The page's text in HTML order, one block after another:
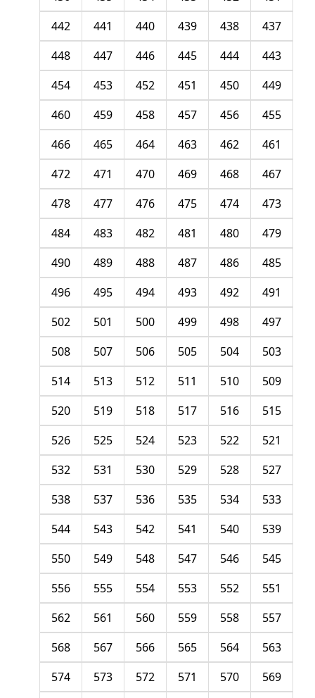
437
438
439
440
441
442
443
444
445
446
447
448
449
450
451
452
453
454
455
456
457
458
459
460
461
462
463
464
465
466
467
468
469
470
471
472
473
474
475
476
477
478
479
480
481
482
483
484
485
486
487
488
489
490
491
492
493
494
495
496
497
498
499
500
501
502
503
504
505
506
507
508
509
510
511
512
513
514
515
516
517
518
519
520
521
522
523
524
525
526
527
528
529
530
531
532
533
534
535
536
537
538
539
540
541
542
543
544
545
546
547
548
549
550
551
552
553
554
555
556
557
558
559
560
561
562
563
564
565
566
567
568
569
570
571
572
573
574